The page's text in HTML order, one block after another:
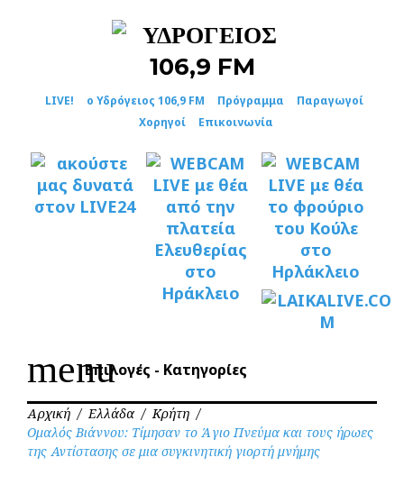
LIVE! ο Υδρόγειος 106,9 FM Πρόγραμμα
Παραγωγοί
Χορηγοί
Επικοινωνία
menuΕπιλογές - Κατηγορίες
Αρχική / Ελλάδα / Κρήτη /
Ομαλός Βιάννου: Τίμησαν το Άγιο Πνεύμα και τους ήρωες
της Αντίστασης σε μια συγκινητική γιορτή μνήμης